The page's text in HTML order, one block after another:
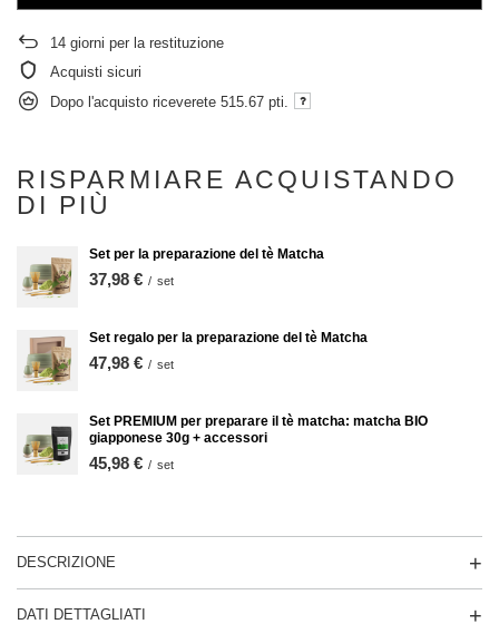
14 giorni per la restituzione
Acquisti sicuri
Dopo l'acquisto riceverete 515.67 pti.
RISPARMIARE ACQUISTANDO
DI PIÙ
Set per la preparazione del tè Matcha
37,98 € / set
Set regalo per la preparazione del tè Matcha
47,98 € / set
Set PREMIUM per preparare il tè matcha: matcha BIO
giapponese 30g + accessori
45,98 € / set
DESCRIZIONE
DATI DETTAGLIATI